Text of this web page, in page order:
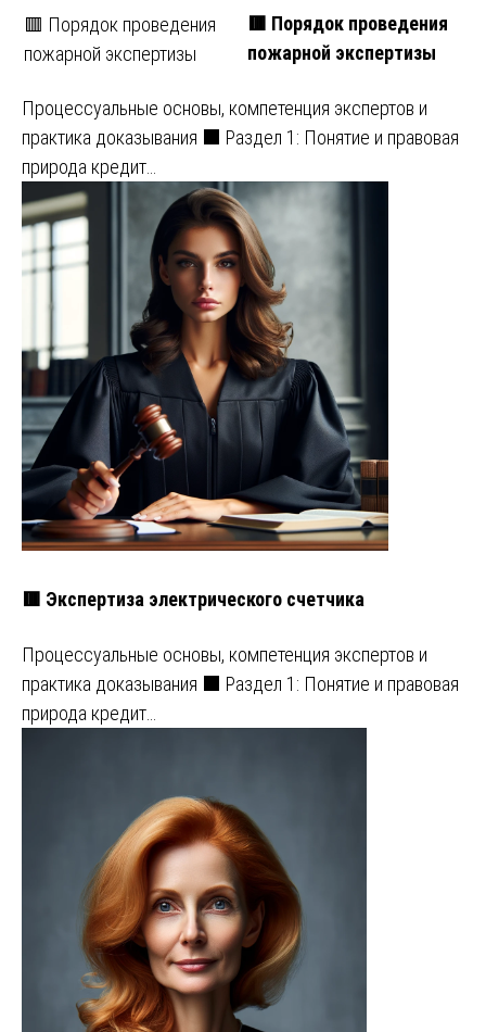
🟥 Порядок проведения
пожарной экспертизы
🟥 Порядок проведения
пожарной экспертизы
Процессуальные основы, компетенция экспертов и
практика доказывания ⬛ Раздел 1: Понятие и правовая
природа кредит…
🟥 Экспертиза электрического счетчика
Процессуальные основы, компетенция экспертов и
практика доказывания ⬛ Раздел 1: Понятие и правовая
природа кредит…